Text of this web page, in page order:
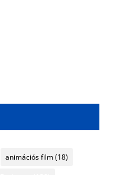
animációs film(18)